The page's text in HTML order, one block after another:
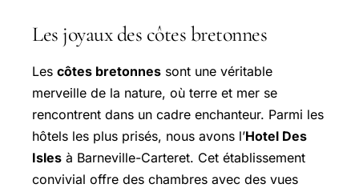
Les joyaux des côtes bretonnes
Les côtes bretonnes sont une véritable
merveille de la nature, où terre et mer se
rencontrent dans un cadre enchanteur. Parmi les
hôtels les plus prisés, nous avons l’Hotel Des
Isles à Barneville-Carteret. Cet établissement
convivial offre des chambres avec des vues